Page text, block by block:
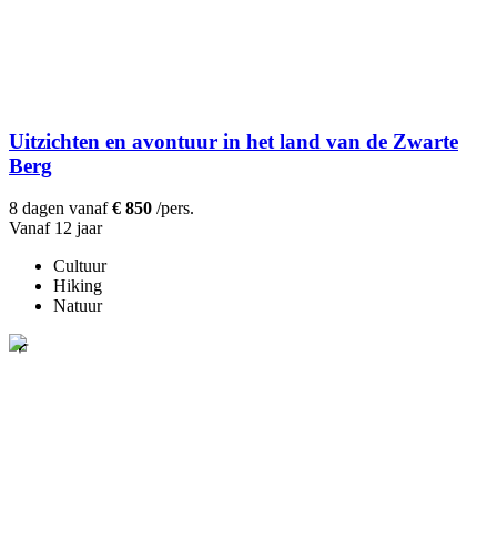
Uitzichten en avontuur in het land van de Zwarte
Berg
8 dagen vanaf€ 850 /pers.
Vanaf 12 jaar
Cultuur
Hiking
Natuur